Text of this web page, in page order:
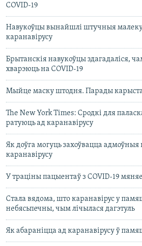
COVID-19
Навукоўцы вынайшлі штучныя
каранавірусу
Брытанскія навукоўцы здагадаліся,
хварэюць на COVID-19
Мыйце маску штодня. Парады
The New York Times: Сродкі для
ратуюць ад каранавірусу
Як доўга могуць захоўвацца адмоўныя
каранавірусу
У траціны пацыентаў з COVID-19
Стала вядома, што каранавірус у
небясьпечны, чым лічылася дагэтуль
Як абараніцца ад каранавірусу ў